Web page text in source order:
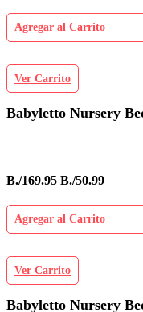
Agregar al Carrito
Ver Carrito
Babyletto Nursery
B./169.95 B./50.99
Agregar al Carrito
Ver Carrito
Babyletto Nursery